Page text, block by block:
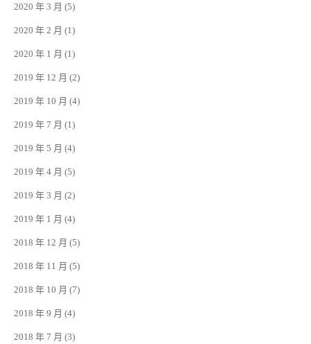
2020 年 3 月 (5)
2020 年 2 月 (1)
2020 年 1 月 (1)
2019 年 12 月 (2)
2019 年 10 月 (4)
2019 年 7 月 (1)
2019 年 5 月 (4)
2019 年 4 月 (5)
2019 年 3 月 (2)
2019 年 1 月 (4)
2018 年 12 月 (5)
2018 年 11 月 (5)
2018 年 10 月 (7)
2018 年 9 月 (4)
2018 年 7 月 (3)